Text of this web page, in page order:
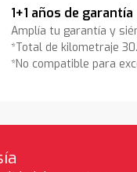
1+1 años de garantía
Amplía tu garantía y
*Total de kilometraje
*No compatible para